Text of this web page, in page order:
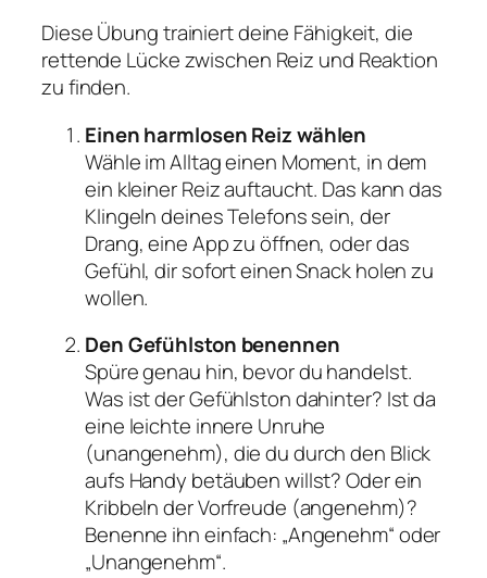
Diese Übung trainiert deine Fähigkeit, die
rettende Lücke zwischen Reiz und Reaktion
zu finden.
Einen harmlosen Reiz wählen
Wähle im Alltag einen Moment, in dem
ein kleiner Reiz auftaucht. Das kann das
Klingeln deines Telefons sein, der
Drang, eine App zu öffnen, oder das
Gefühl, dir sofort einen Snack holen zu
wollen.
Den Gefühlston benennen
Spüre genau hin, bevor du handelst.
Was ist der Gefühlston dahinter? Ist da
eine leichte innere Unruhe
(unangenehm), die du durch den Blick
aufs Handy betäuben willst? Oder ein
Kribbeln der Vorfreude (angenehm)?
Benenne ihn einfach: „Angenehm“ oder
„Unangenehm“.